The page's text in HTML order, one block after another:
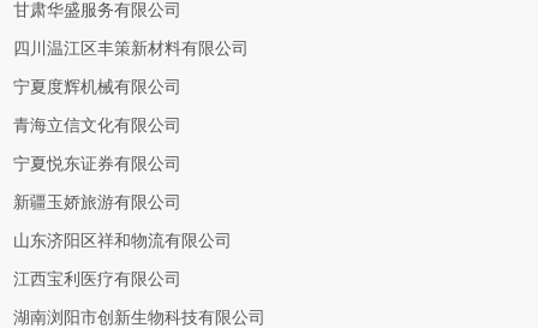
甘肃华盛服务有限公司
四川温江区丰策新材料有限公司
宁夏度辉机械有限公司
青海立信文化有限公司
宁夏悦东证券有限公司
新疆玉娇旅游有限公司
山东济阳区祥和物流有限公司
江西宝利医疗有限公司
湖南浏阳市创新生物科技有限公司